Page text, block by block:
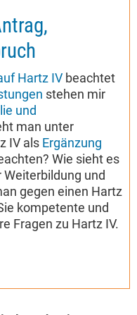
Hartz IV beachtet
stehen mir
und
man unter
IV als Ergänzung
Wie sieht es
und
gegen einen Hartz
kompetente und
Fragen zu Hartz IV.